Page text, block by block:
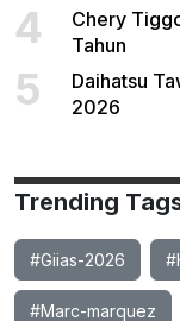
4
Chery
Tahun
5
Daihatsu
2026
Trending
#Giias-2026
#Marc-marquez